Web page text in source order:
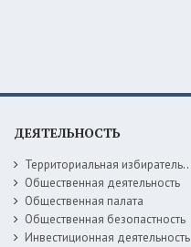
ДЕЯТЕЛЬНОСТЬ
Территориальная избирательная комиссия
Общественная деятельность
Общественная палата
Общественная безопастность
Инвестиционная деятельность